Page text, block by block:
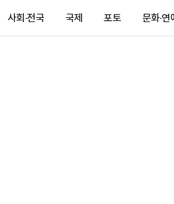
사회·전국 국제 포토 문화·연